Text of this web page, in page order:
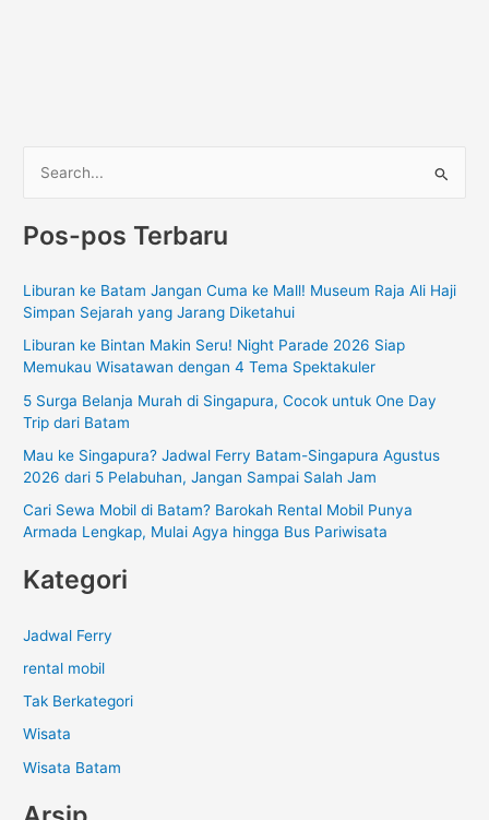
r
u
n
t
Pos-pos Terbaru
Liburan ke Batam Jangan Cuma ke Mall! Museum Raja Ali Haji
Simpan Sejarah yang Jarang Diketahui
Liburan ke Bintan Makin Seru! Night Parade 2026 Siap
Memukau Wisatawan dengan 4 Tema Spektakuler
5 Surga Belanja Murah di Singapura, Cocok untuk One Day
Trip dari Batam
Mau ke Singapura? Jadwal Ferry Batam-Singapura Agustus
2026 dari 5 Pelabuhan, Jangan Sampai Salah Jam
Cari Sewa Mobil di Batam? Barokah Rental Mobil Punya
Armada Lengkap, Mulai Agya hingga Bus Pariwisata
Kategori
Jadwal Ferry
rental mobil
Tak Berkategori
Wisata
Wisata Batam